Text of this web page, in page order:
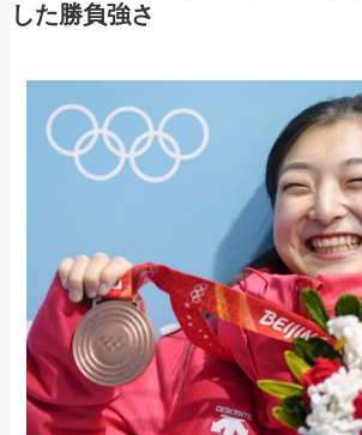
した勝負強さ